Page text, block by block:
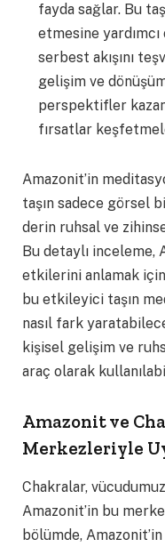
fayda sağlar. Bu
etmesine
serbest akışını
gelişim ve
perspektifler
fırsatlar
Amazonit’in
taşın sadece görsel
derin ruhsal ve
Bu detaylı inceleme,
etkilerini anlamak
bu etkileyici taşın
nasıl fark
kişisel gelişim ve
araç olarak
Amazonit ve
Merkezleriyle
Chakralar,
Amazonit’in bu
bölümde,